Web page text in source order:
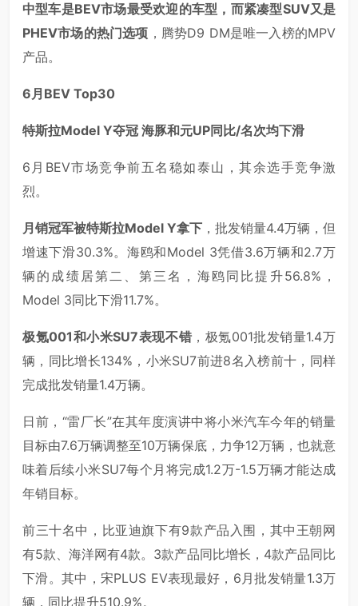
中型车是BEV市场最受欢迎的车型，而紧凑型SUV又是
PHEV市场的热门选项 ，腾势D9 DM是唯一入榜的MPV
产品。
6月BEV Top30
特斯拉Model Y夺冠 海豚和元UP同比/名次均下滑
6月BEV市场竞争前五名稳如泰山，其余选手竞争激
烈。
月销冠军被特斯拉Model Y拿下 ，批发销量4.4万辆，但
增速下滑30.3%。海鸥和Model 3凭借3.6万辆和2.7万
辆的成绩居第二、第三名，海鸥同比提升56.8%，
Model 3同比下滑11.7%。
极氪001和小米SU7表现不错 ，极氪001批发销量1.4万
辆，同比增长134%，小米SU7前进8名入榜前十，同样
完成批发销量1.4万辆。
日前，“雷厂长”在其年度演讲中将小米汽车今年的销量
目标由7.6万辆调整至10万辆保底，力争12万辆，也就意
味着后续小米SU7每个月将完成1.2万-1.5万辆才能达成
年销目标。
前三十名中，比亚迪旗下有9款产品入围，其中王朝网
有5款、海洋网有4款。3款产品同比增长，4款产品同比
下滑。其中，宋PLUS EV表现最好，6月批发销量1.3万
辆，同比提升510.9%。